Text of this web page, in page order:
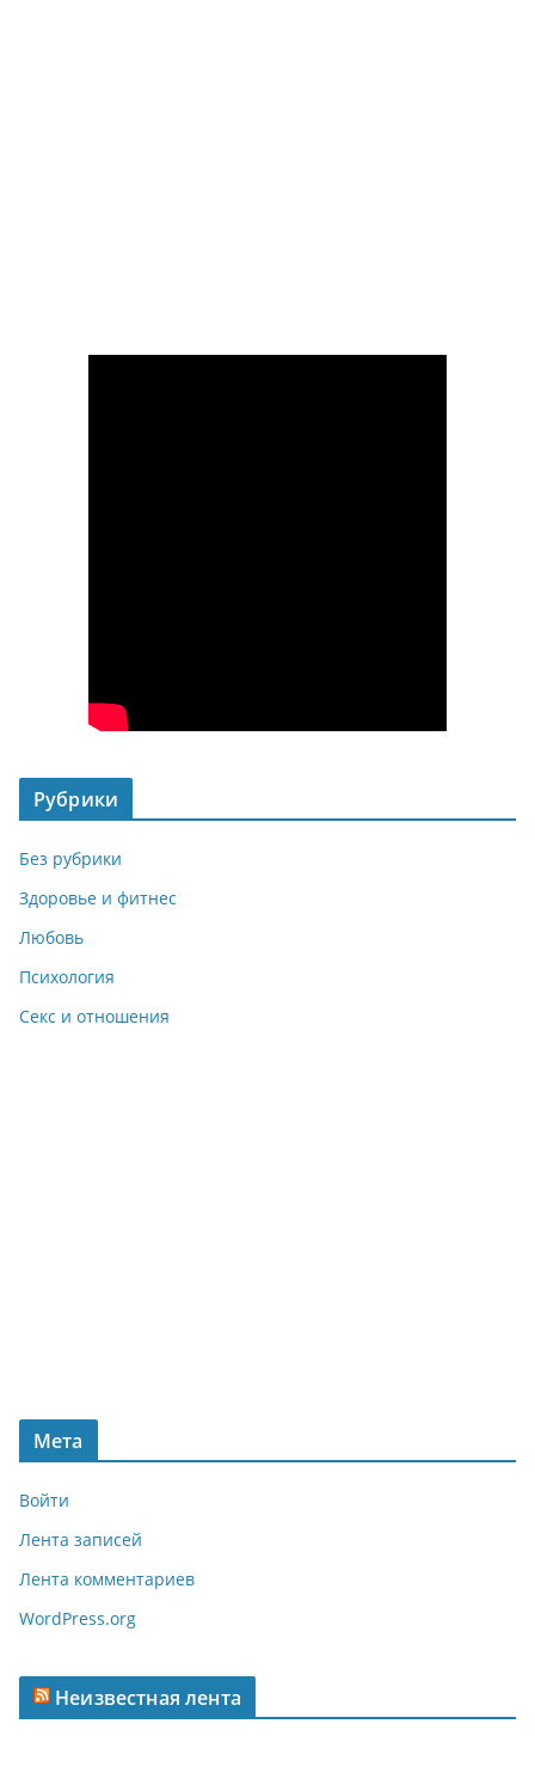
Рубрики
Без рубрики
Здоровье и фитнес
Любовь
Психология
Секс и отношения
Мета
Войти
Лента записей
Лента комментариев
WordPress.org
Неизвестная лента